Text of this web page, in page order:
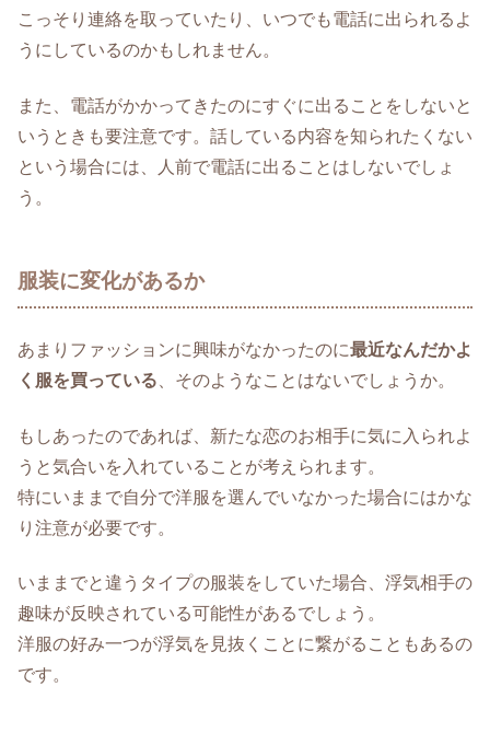
こっそり連絡を取っていたり、いつでも電話に出られるよ
うにしているのかもしれません。
また、電話がかかってきたのにすぐに出ることをしないと
いうときも要注意です。話している内容を知られたくない
という場合には、人前で電話に出ることはしないでしょ
う。
服装に変化があるか
あまりファッションに興味がなかったのに最近なんだかよ
く服を買っている 、そのようなことはないでしょうか。
もしあったのであれば、新たな恋のお相手に気に入られよ
うと気合いを入れていることが考えられます。
特にいままで自分で洋服を選んでいなかった場合にはかな
り注意が必要です。
いままでと違うタイプの服装をしていた場合、浮気相手の
趣味が反映されている可能性があるでしょう。
洋服の好み一つが浮気を見抜くことに繋がることもあるの
です。